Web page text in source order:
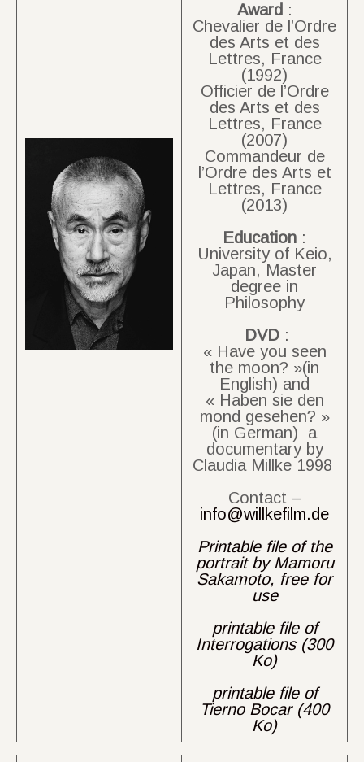
Award :
Chevalier de l’Ordre
des Arts et des
Lettres, France
(1992)
Officier de l’Ordre
des Arts et des
Lettres, France
(2007)
Commandeur de
l’Ordre des Arts et
Lettres, France
(2013)
Education :
University of Keio,
Japan, Master
degree in
Philosophy
DVD :
« Have you seen
the moon? »(in
English) and
« Haben sie den
mond gesehen? »
(in German) a
documentary by
Claudia Millke 1998
Contact –
info@willkefilm.de
Printable file of the
portrait by Mamoru
Sakamoto, free for
use
printable file of
Interrogations (300
Ko)
printable file of
Tierno Bocar (400
Ko)